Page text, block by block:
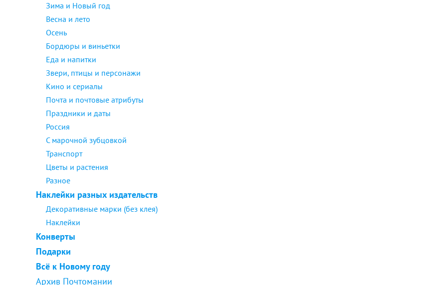
Зима и Новый год
Весна и лето
Осень
Бордюры и виньетки
Еда и напитки
Звери, птицы и персонажи
Кино и сериалы
Почта и почтовые атрибуты
Праздники и даты
Россия
С марочной зубцовкой
Транспорт
Цветы и растения
Разное
Наклейки разных издательств
Декоративные марки (без клея)
Наклейки
Конверты
Подарки
Всё к Новому году
Архив Почтомании